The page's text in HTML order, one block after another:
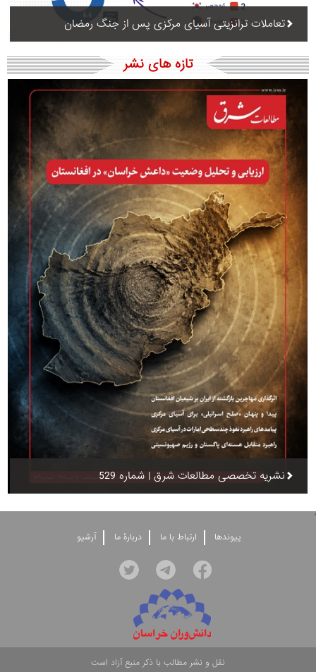
تعاملات ترانزیتی آسیای مرکزی پس از جنگ رمضان
تازه های نشر
نشریه تخصصی مطالعات شرق | شماره 529
'
پيوندها ارتباط با ما دربارۀ ما آرشيو
نقل و نشر مطالب با ذکر منبع آزاد است